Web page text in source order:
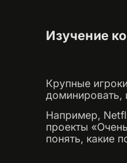
Изучение
Крупные
доминировать,
Например,
проекты
понять, какие